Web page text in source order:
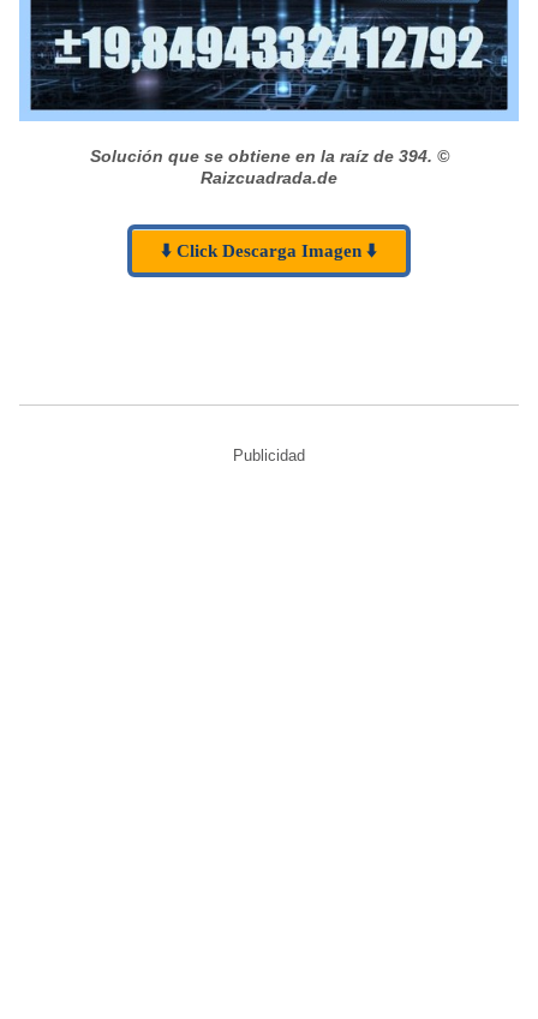
Solución que se obtiene en la raíz de 394. ©
Raizcuadrada.de
⬇️ Click Descarga Imagen ⬇️
Publicidad